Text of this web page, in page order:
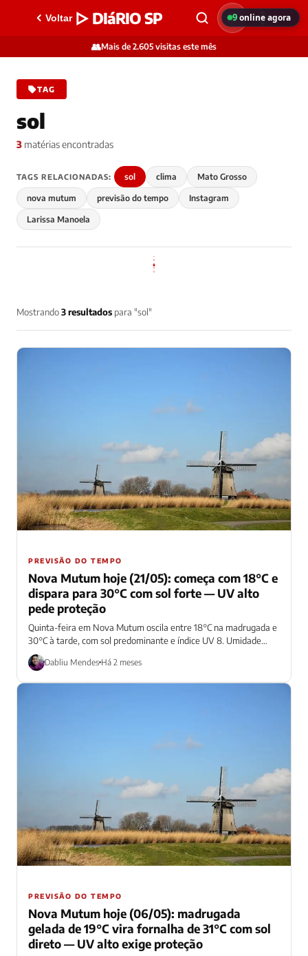
Voltar ▷ DIáRIO SP
👥Mais de 2.605 visitas este mês
TAG
sol
3 matérias encontradas
TAGS RELACIONADAS: sol clima Mato Grosso
nova mutum previsão do tempo Instagram
Larissa Manoela
Mostrando3 resultados para "sol"
PREVISÃO DO TEMPO
Nova Mutum hoje (21/05): começa com 18°C e
dispara para 30°C com sol forte — UV alto
pede proteção
Quinta-feira em Nova Mutum oscila entre 18°C na madrugada e
30°C à tarde, com sol predominante e índice UV 8. Umidade
despenca...
Dabliu Mendes Há 2 meses
PREVISÃO DO TEMPO
Nova Mutum hoje (06/05): madrugada
gelada de 19°C vira fornalha de 31°C com sol
direto — UV alto exige proteção
9online agora